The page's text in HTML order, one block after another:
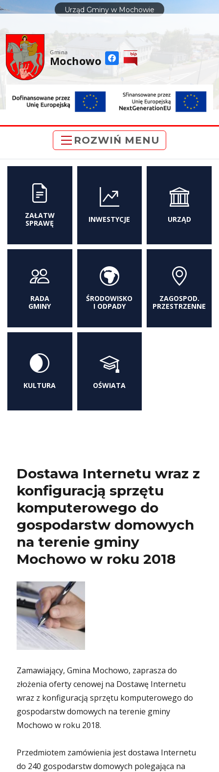
treści
Urząd Gminy w Mochowie
Gmina
Mochowo
ROZWIŃ MENU
ZAŁATW
SPRAWĘ
INWESTYCJE URZĄD
RADA
GMINY
ŚRODOWISKO
I ODPADY
ZAGOSPOD.
PRZESTRZENNE
KULTURA OŚWIATA
Dostawa Internetu wraz z
konfiguracją sprzętu
komputerowego do
gospodarstw domowych
na terenie gminy
Mochowo w roku 2018
Zamawiający, Gmina Mochowo, zaprasza do
złożenia oferty cenowej na Dostawę Internetu
wraz z konfiguracją sprzętu komputerowego do
gospodarstw domowych na terenie gminy
Mochowo w roku 2018.
Przedmiotem zamówienia jest dostawa Internetu
do 240 gospodarstw domowych polegająca na